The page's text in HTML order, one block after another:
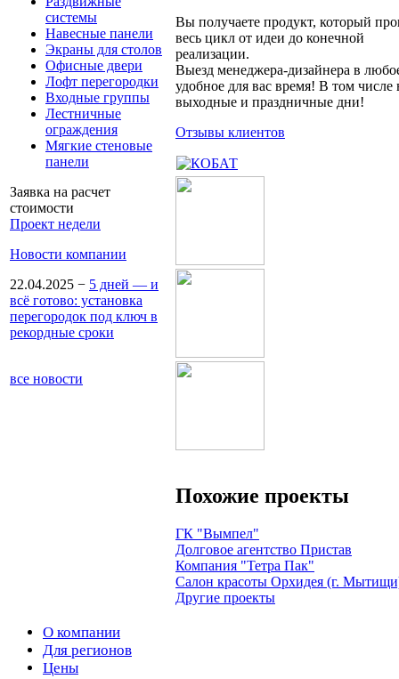
системы
Навесные панели
Экраны для столов
Офисные двери
Лофт перегородки
Входные группы
Лестничные
ограждения
Мягкие стеновые
панели
Заявка на расчет
стоимости
Проект недели
Новости компании
22.04.2025 − 5 дней — и
всё готово: установка
перегородок под ключ в
рекордные сроки
все новости
Вы получаете продукт, который
весь цикл от идеи до конечной
реализации.
Выезд менеджера-дизайнера в
удобное для вас время! В том числе
выходные и праздничные дни!
Отзывы клиентов
Похожие проекты
ГК "Вымпел"
Долговое агентство Пристав
Компания "Тетра Пак"
Салон красоты Орхидея (г.
Другие проекты
О компании
Для регионов
Цены